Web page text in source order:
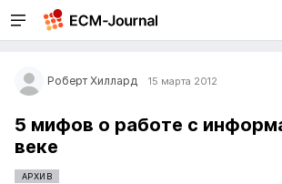
Роберт Хиллард 15 марта 2012
5 мифов о работе с
веке
АРХИВ